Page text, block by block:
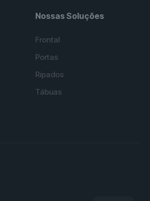
Nossas Soluções
Frontal
Portas
Ripados
Tábuas